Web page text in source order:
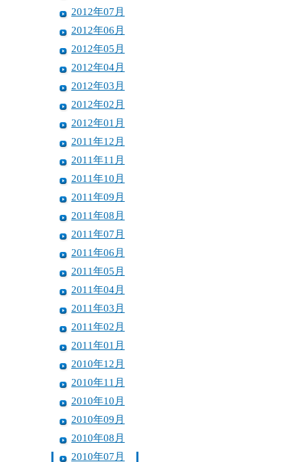
2012年07月
2012年06月
2012年05月
2012年04月
2012年03月
2012年02月
2012年01月
2011年12月
2011年11月
2011年10月
2011年09月
2011年08月
2011年07月
2011年06月
2011年05月
2011年04月
2011年03月
2011年02月
2011年01月
2010年12月
2010年11月
2010年10月
2010年09月
2010年08月
2010年07月